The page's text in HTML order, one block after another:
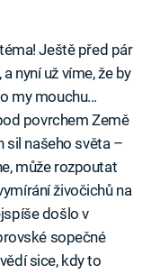
Ještě před pár
nyní už víme, že by
my mouchu...
povrchem Země
sil našeho světa –
může rozpoutat
živočichů na
došlo v
sopečné
sice, kdy to